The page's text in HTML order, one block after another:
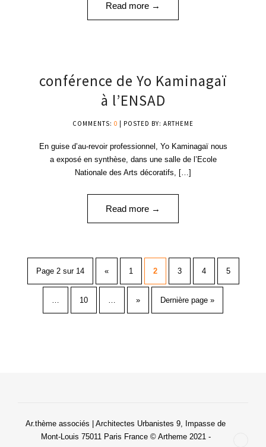
Read more →
08
FÉV '24
conférence de Yo Kaminagaï
à l’ENSAD
COMMENTS: 0 | POSTED BY: ARTHEME
En guise d’au-revoir professionnel, Yo Kaminagaï nous
a exposé en synthèse, dans une salle de l’Ecole
Nationale des Arts décoratifs, […]
Read more →
Page 2 sur 14 « 1 2 3 4 5
… 10 … » Dernière page »
Ar.thème associés | Architectes Urbanistes 9, Impasse de
Mont-Louis 75011 Paris France © Artheme 2021 -